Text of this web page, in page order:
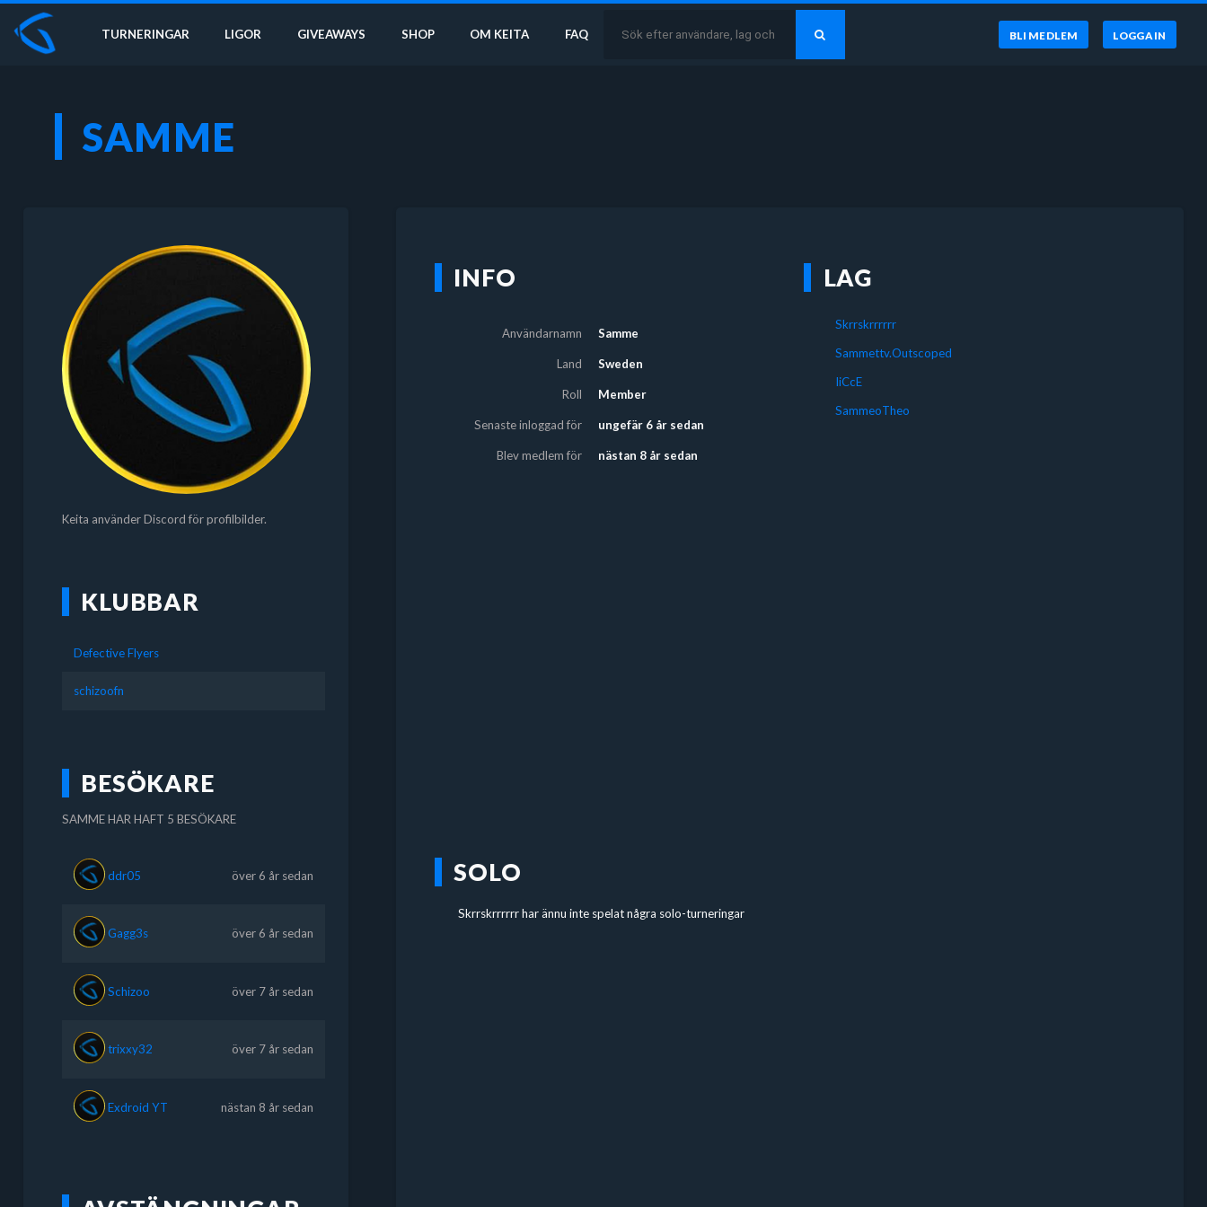
TURNERINGAR LIGOR GIVEAWAYS SHOP OM KEITA FAQ BLI MEDLEM LOGGA IN
SAMME
Keita använder Discord för profilbilder.
KLUBBAR
Defective Flyers
schizoofn
BESÖKARE
SAMME HAR HAFT 5 BESÖKARE
ddr05 över 6 år sedan
Gagg3s över 6 år sedan
Schizoo över 7 år sedan
trixxy32 över 7 år sedan
Exdroid YT nästan 8 år sedan
INFO
Användarnamn Samme
Land Sweden
Roll Member
Senaste inloggad för ungefär 6 år sedan
Blev medlem för nästan 8 år sedan
LAG
Skrrskrrrrrr
Sammettv.Outscoped
IiCcE
SammeoTheo
SOLO
Skrrskrrrrrr har ännu inte spelat några solo-turneringar